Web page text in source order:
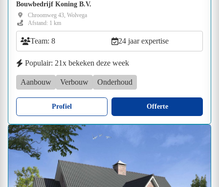
Bouwbedrijf Koning B.V.
Chroomweg 43, Wolvega
Afstand: 1 km
Team: 8 24 jaar expertise
Populair: 21x bekeken deze week
Aanbouw Verbouw Onderhoud
Profiel Offerte